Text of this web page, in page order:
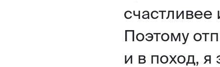
счастливее
Поэтому
и в поход, я